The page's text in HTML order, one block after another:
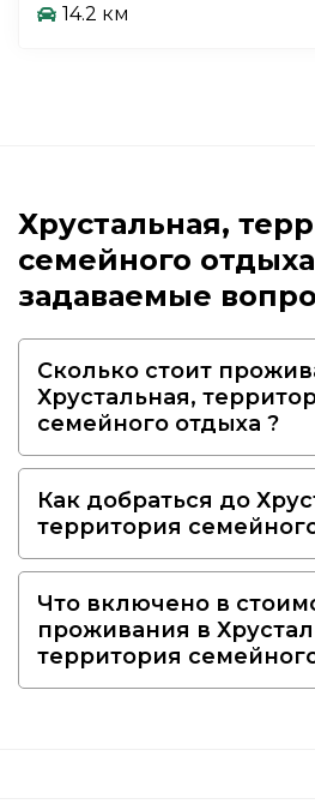
14.2 км
Хрустальная,
семейного отдыха
задаваемые
Сколько стоит
Хрустальная,
семейного отдыха ?
Как добраться до
территория
Что включено в
проживания в
территория